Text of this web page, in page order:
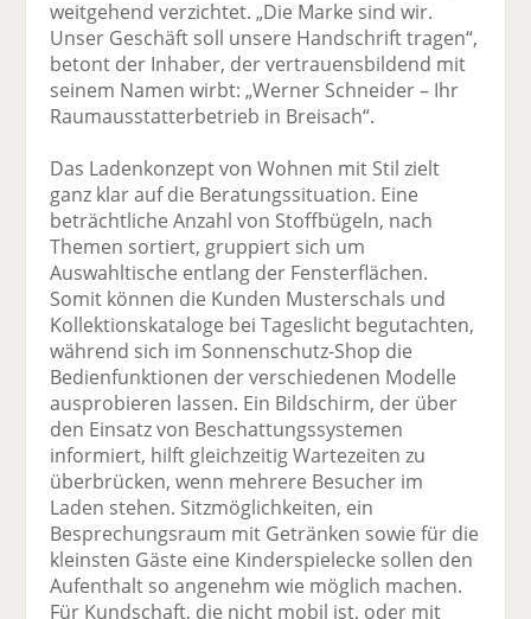
weitgehend verzichtet. „Die Marke sind wir.
Unser Geschäft soll unsere Handschrift tragen“,
betont der Inhaber, der vertrauensbildend mit
seinem Namen wirbt: „Werner Schneider – Ihr
Raumausstatterbetrieb in Breisach“.
Das Ladenkonzept von Wohnen mit Stil zielt
ganz klar auf die Beratungssituation. Eine
beträchtliche Anzahl von Stoffbügeln, nach
Themen sortiert, gruppiert sich um
Auswahltische entlang der Fensterflächen.
Somit können die Kunden Musterschals und
Kollektionskataloge bei Tageslicht begutachten,
während sich im Sonnenschutz-Shop die
Bedienfunktionen der verschiedenen Modelle
ausprobieren lassen. Ein Bildschirm, der über
den Einsatz von Beschattungssystemen
informiert, hilft gleichzeitig Wartezeiten zu
überbrücken, wenn mehrere Besucher im
Laden stehen. Sitzmöglichkeiten, ein
Besprechungsraum mit Getränken sowie für die
kleinsten Gäste eine Kinderspielecke sollen den
Aufenthalt so angenehm wie möglich machen.
Für Kundschaft, die nicht mobil ist, oder mit